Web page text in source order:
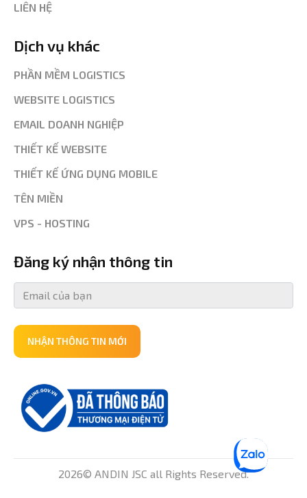
LIÊN HỆ
Dịch vụ khác
PHẦN MỀM LOGISTICS
WEBSITE LOGISTICS
EMAIL DOANH NGHIỆP
THIẾT KẾ WEBSITE
THIẾT KẾ ỨNG DỤNG MOBILE
TÊN MIỀN
VPS - HOSTING
Đăng ký nhận thông tin
NHẬN THÔNG TIN MỚI
2026© ANDIN JSC all Rights Reserved.